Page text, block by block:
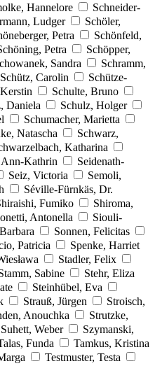
Hannelore
Schneider-
Ludger
Schöler,
Petra
Schönfeld,
Petra
Schöpper,
Sandra
Schramm,
Schütz, Carolin
Schütze-
Schulte, Bruno
Daniela
Schulz, Holger
Schumacher, Marietta
Natascha
Schwarz,
Katharina
Ann-Kathrin
Seidenath-
Seiz, Victoria
Semoli,
Séville-Fürnkäs, Dr.
Fumiko
Shiroma,
Antonella
Siouli-
Sonnen, Felicitas
Patricia
Spenke, Harriet
Stadler, Felix
Sabine
Stehr, Eliza
Steinhübel, Eva
Strauß, Jürgen
Stroisch,
Anouchka
Strutzke,
Suhett, Weber
Szymanski,
Funda
Tamkus, Kristina
Testmuster, Testa